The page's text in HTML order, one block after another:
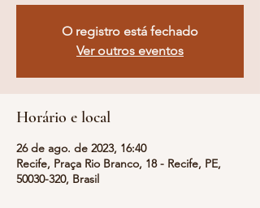
O registro está fechado
Ver outros eventos
Horário e local
26 de ago. de 2023, 16:40
Recife, Praça Rio Branco, 18 - Recife, PE,
50030-320, Brasil